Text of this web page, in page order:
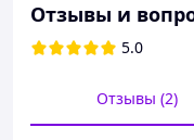
Подставка для
обеспечения
зонтов. Эта прочная
использования.
Отзывы и
5.0
Отзывы (2)